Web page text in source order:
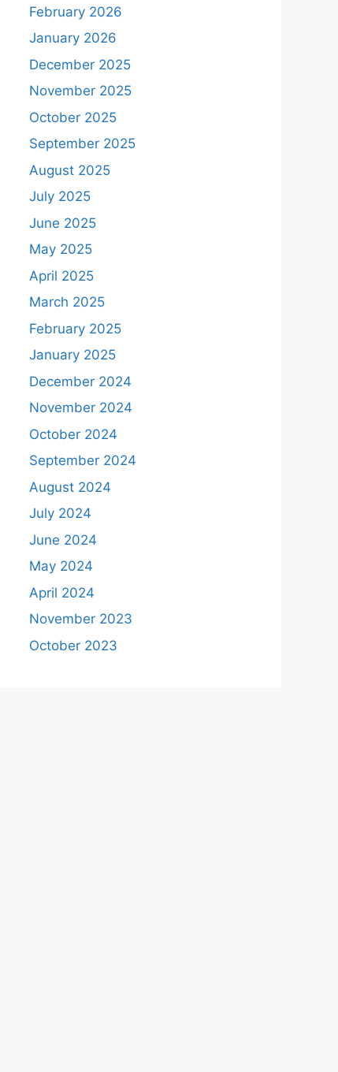
February 2026
January 2026
December 2025
November 2025
October 2025
September 2025
August 2025
July 2025
June 2025
May 2025
April 2025
March 2025
February 2025
January 2025
December 2024
November 2024
October 2024
September 2024
August 2024
July 2024
June 2024
May 2024
April 2024
November 2023
October 2023